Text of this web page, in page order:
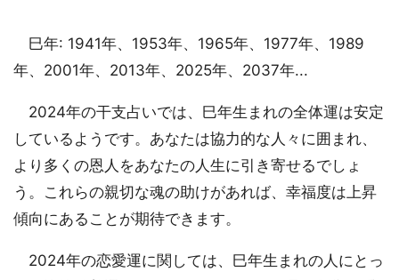
巳年: 1941年、1953年、1965年、1977年、1989
年、2001年、2013年、2025年、2037年...
2024年の干支占いでは、巳年生まれの全体運は安定
しているようです。あなたは協力的な人々に囲まれ、
より多くの恩人をあなたの人生に引き寄せるでしょ
う。これらの親切な魂の助けがあれば、幸福度は上昇
傾向にあることが期待できます。
2024年の恋愛運に関しては、巳年生まれの人にとっ